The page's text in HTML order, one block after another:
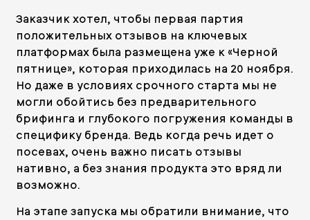
Заказчик хотел, чтобы первая партия
положительных отзывов на ключевых
платформах была размещена уже к «Черной
пятнице», которая приходилась на 20 ноября.
Но даже в условиях срочного старта мы не
могли обойтись без предварительного
брифинга и глубокого погружения команды в
специфику бренда. Ведь когда речь идет о
посевах, очень важно писать отзывы
нативно, а без знания продукта это вряд ли
возможно.
На этапе запуска мы обратили внимание, что